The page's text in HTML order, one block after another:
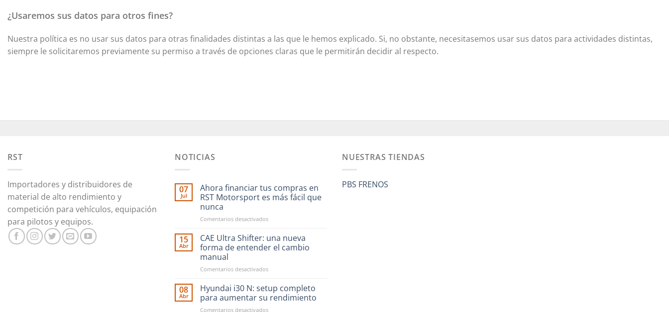
¿Usaremos sus datos para otros fines?
Nuestra política es no usar sus datos para otras finalidades distintas a las que le hemos explicado. Si, no obstante, necesitasemos usar sus datos para actividades distintas,
siempre le solicitaremos previamente su permiso a través de opciones claras que le permitirán decidir al respecto.
RST
Importadores y distribuidores de
material de alto rendimiento y
competición para vehículos, equipación
para pilotos y equipos.
NOTICIAS
07
Jul
Ahora financiar tus compras en
RST Motorsport es más fácil que
nunca
Comentarios desactivadosen
financiar
compras
RST
es
más
fácil
15
Abr
CAE Ultra Shifter: una nueva
forma de entender el cambio
manual
Comentarios desactivadosen
Ultra
Shifter:
una
08
Abr
Hyundai i30 N: setup completo
para aumentar su rendimiento
Comentarios desactivadosen
NUESTRAS TIENDAS
PBS FRENOS